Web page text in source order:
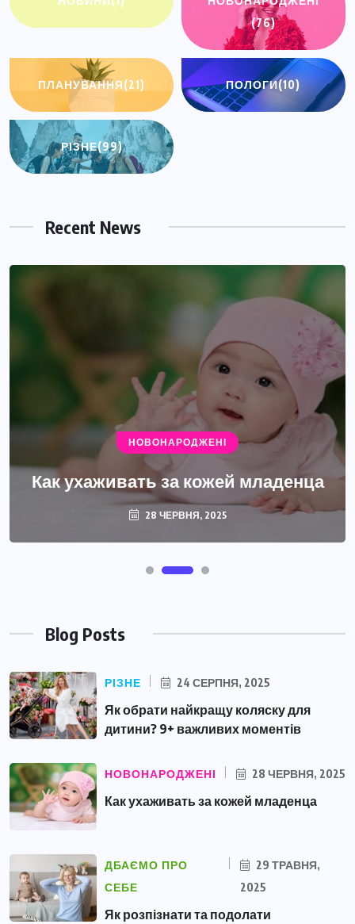
(76)
ПЛАНУВАННЯ(21) ПОЛОГИ(10)
РІЗНЕ(99)
Recent News
НОВОНАРОДЖЕНІ
Как ухаживать за кожей младенца
28 ЧЕРВНЯ, 2025
ДБАЄМО ПРО СЕБЕ
Як розпізнати та подолати
післяпологову депресію?
29 ТРАВНЯ, 2025
Blog Posts
РІЗНЕ 24 СЕРПНЯ, 2025
Як обрати найкращу коляску для
дитини? 9+ важливих моментів
НОВОНАРОДЖЕНІ 28 ЧЕРВНЯ, 2025
Как ухаживать за кожей младенца
ДБАЄМО ПРО
СЕБЕ
29 ТРАВНЯ,
2025
Як розпізнати та подолати